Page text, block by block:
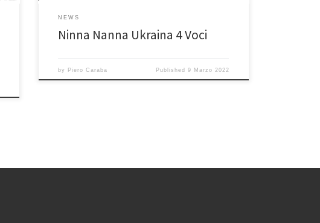
NEWS
Ninna Nanna Ukraina 4 Voci
by Piero Caraba Published 9 Marzo 2022